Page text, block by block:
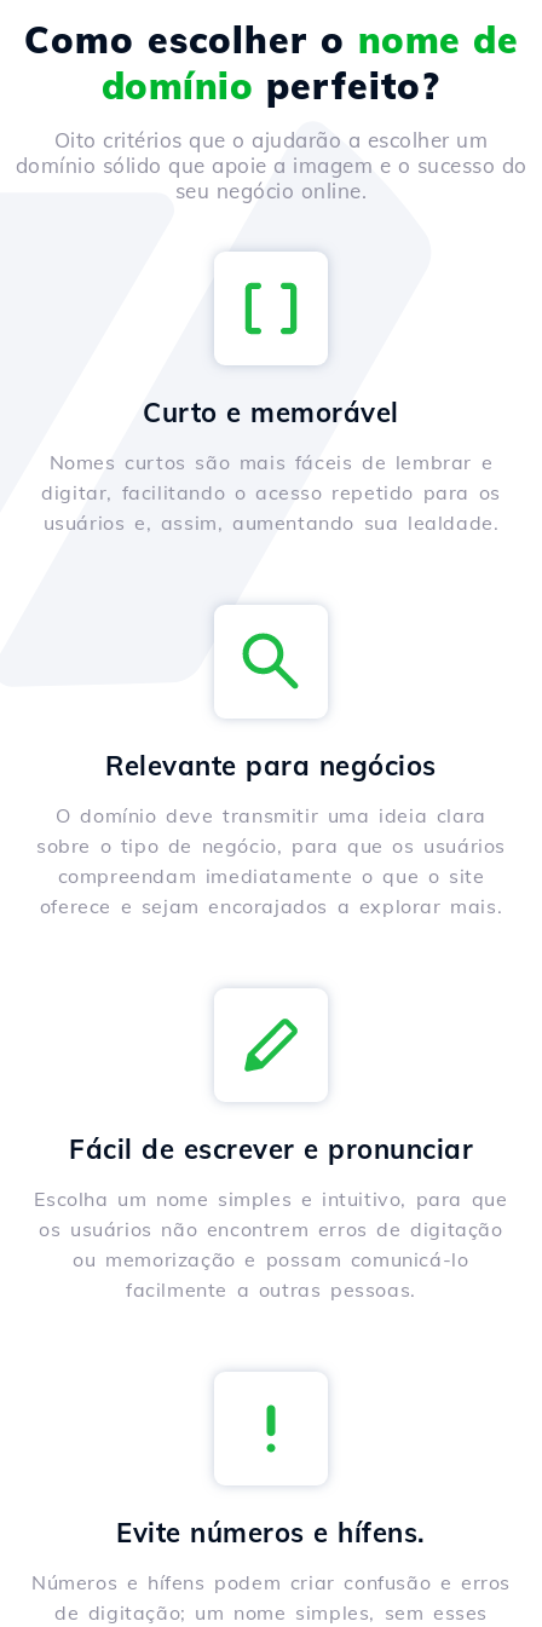
Como escolher o nome de
domínio perfeito?
Oito critérios que o ajudarão a escolher um
domínio sólido que apoie a imagem e o sucesso do
seu negócio online.
Curto e memorável
Nomes curtos são mais fáceis de lembrar e
digitar, facilitando o acesso repetido para os
usuários e, assim, aumentando sua lealdade.
Relevante para negócios
O domínio deve transmitir uma ideia clara
sobre o tipo de negócio, para que os usuários
compreendam imediatamente o que o site
oferece e sejam encorajados a explorar mais.
Fácil de escrever e pronunciar
Escolha um nome simples e intuitivo, para que
os usuários não encontrem erros de digitação
ou memorização e possam comunicá-lo
facilmente a outras pessoas.
Evite números e hífens.
Números e hífens podem criar confusão e erros
de digitação; um nome simples, sem esses